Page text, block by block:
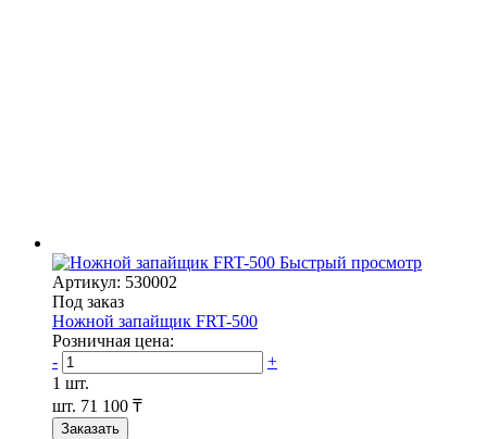
Быстрый просмотр
Артикул: 530002
Под заказ
Ножной запайщик FRT-500
Розничная цена:
-
+
1 шт.
шт. 71 100 ₸
Заказать